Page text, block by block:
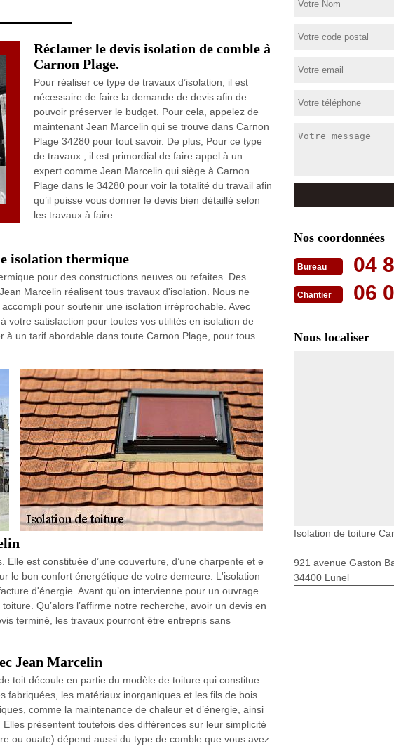
Réclamer le devis isolation de comble à
Carnon Plage.
Pour réaliser ce type de travaux d’isolation, il est
nécessaire de faire la demande de devis afin de
pouvoir préserver le budget. Pour cela, appelez de
maintenant Jean Marcelin qui se trouve dans Carnon
Plage 34280 pour tout savoir. De plus, Pour ce type
de travaux ; il est primordial de faire appel à un
expert comme Jean Marcelin qui siège à Carnon
Plage dans le 34280 pour voir la totalité du travail afin
qu’il puisse vous donner le devis bien détaillé selon
les travaux à faire.
isolation thermique
pour des constructions neuves ou refaites. Des
Marcelin réalisent tous travaux d'isolation. Nous ne
pour soutenir une isolation irréprochable. Avec
votre satisfaction pour toutes vos utilités en isolation de
un tarif abordable dans toute Carnon Plage, pour tous
est constituée d’une couverture, d’une charpente et e
le bon confort énergétique de votre demeure. L'isolation
d'énergie. Avant qu’on intervienne pour un ouvrage
Qu’alors l’affirme notre recherche, avoir un devis en
terminé, les travaux pourront être entrepris sans
Jean Marcelin
toit découle en partie du modèle de toiture qui constitue
les matériaux inorganiques et les fils de bois.
comme la maintenance de chaleur et d’énergie, ainsi
présentent toutefois des différences sur leur simplicité
ou ouate) dépend aussi du type de comble que vous avez.
Nos coordonnées
Bureau 04
Chantier 06
Nous localiser
Isolation de toiture
921 avenue Gaston
34400 Lunel